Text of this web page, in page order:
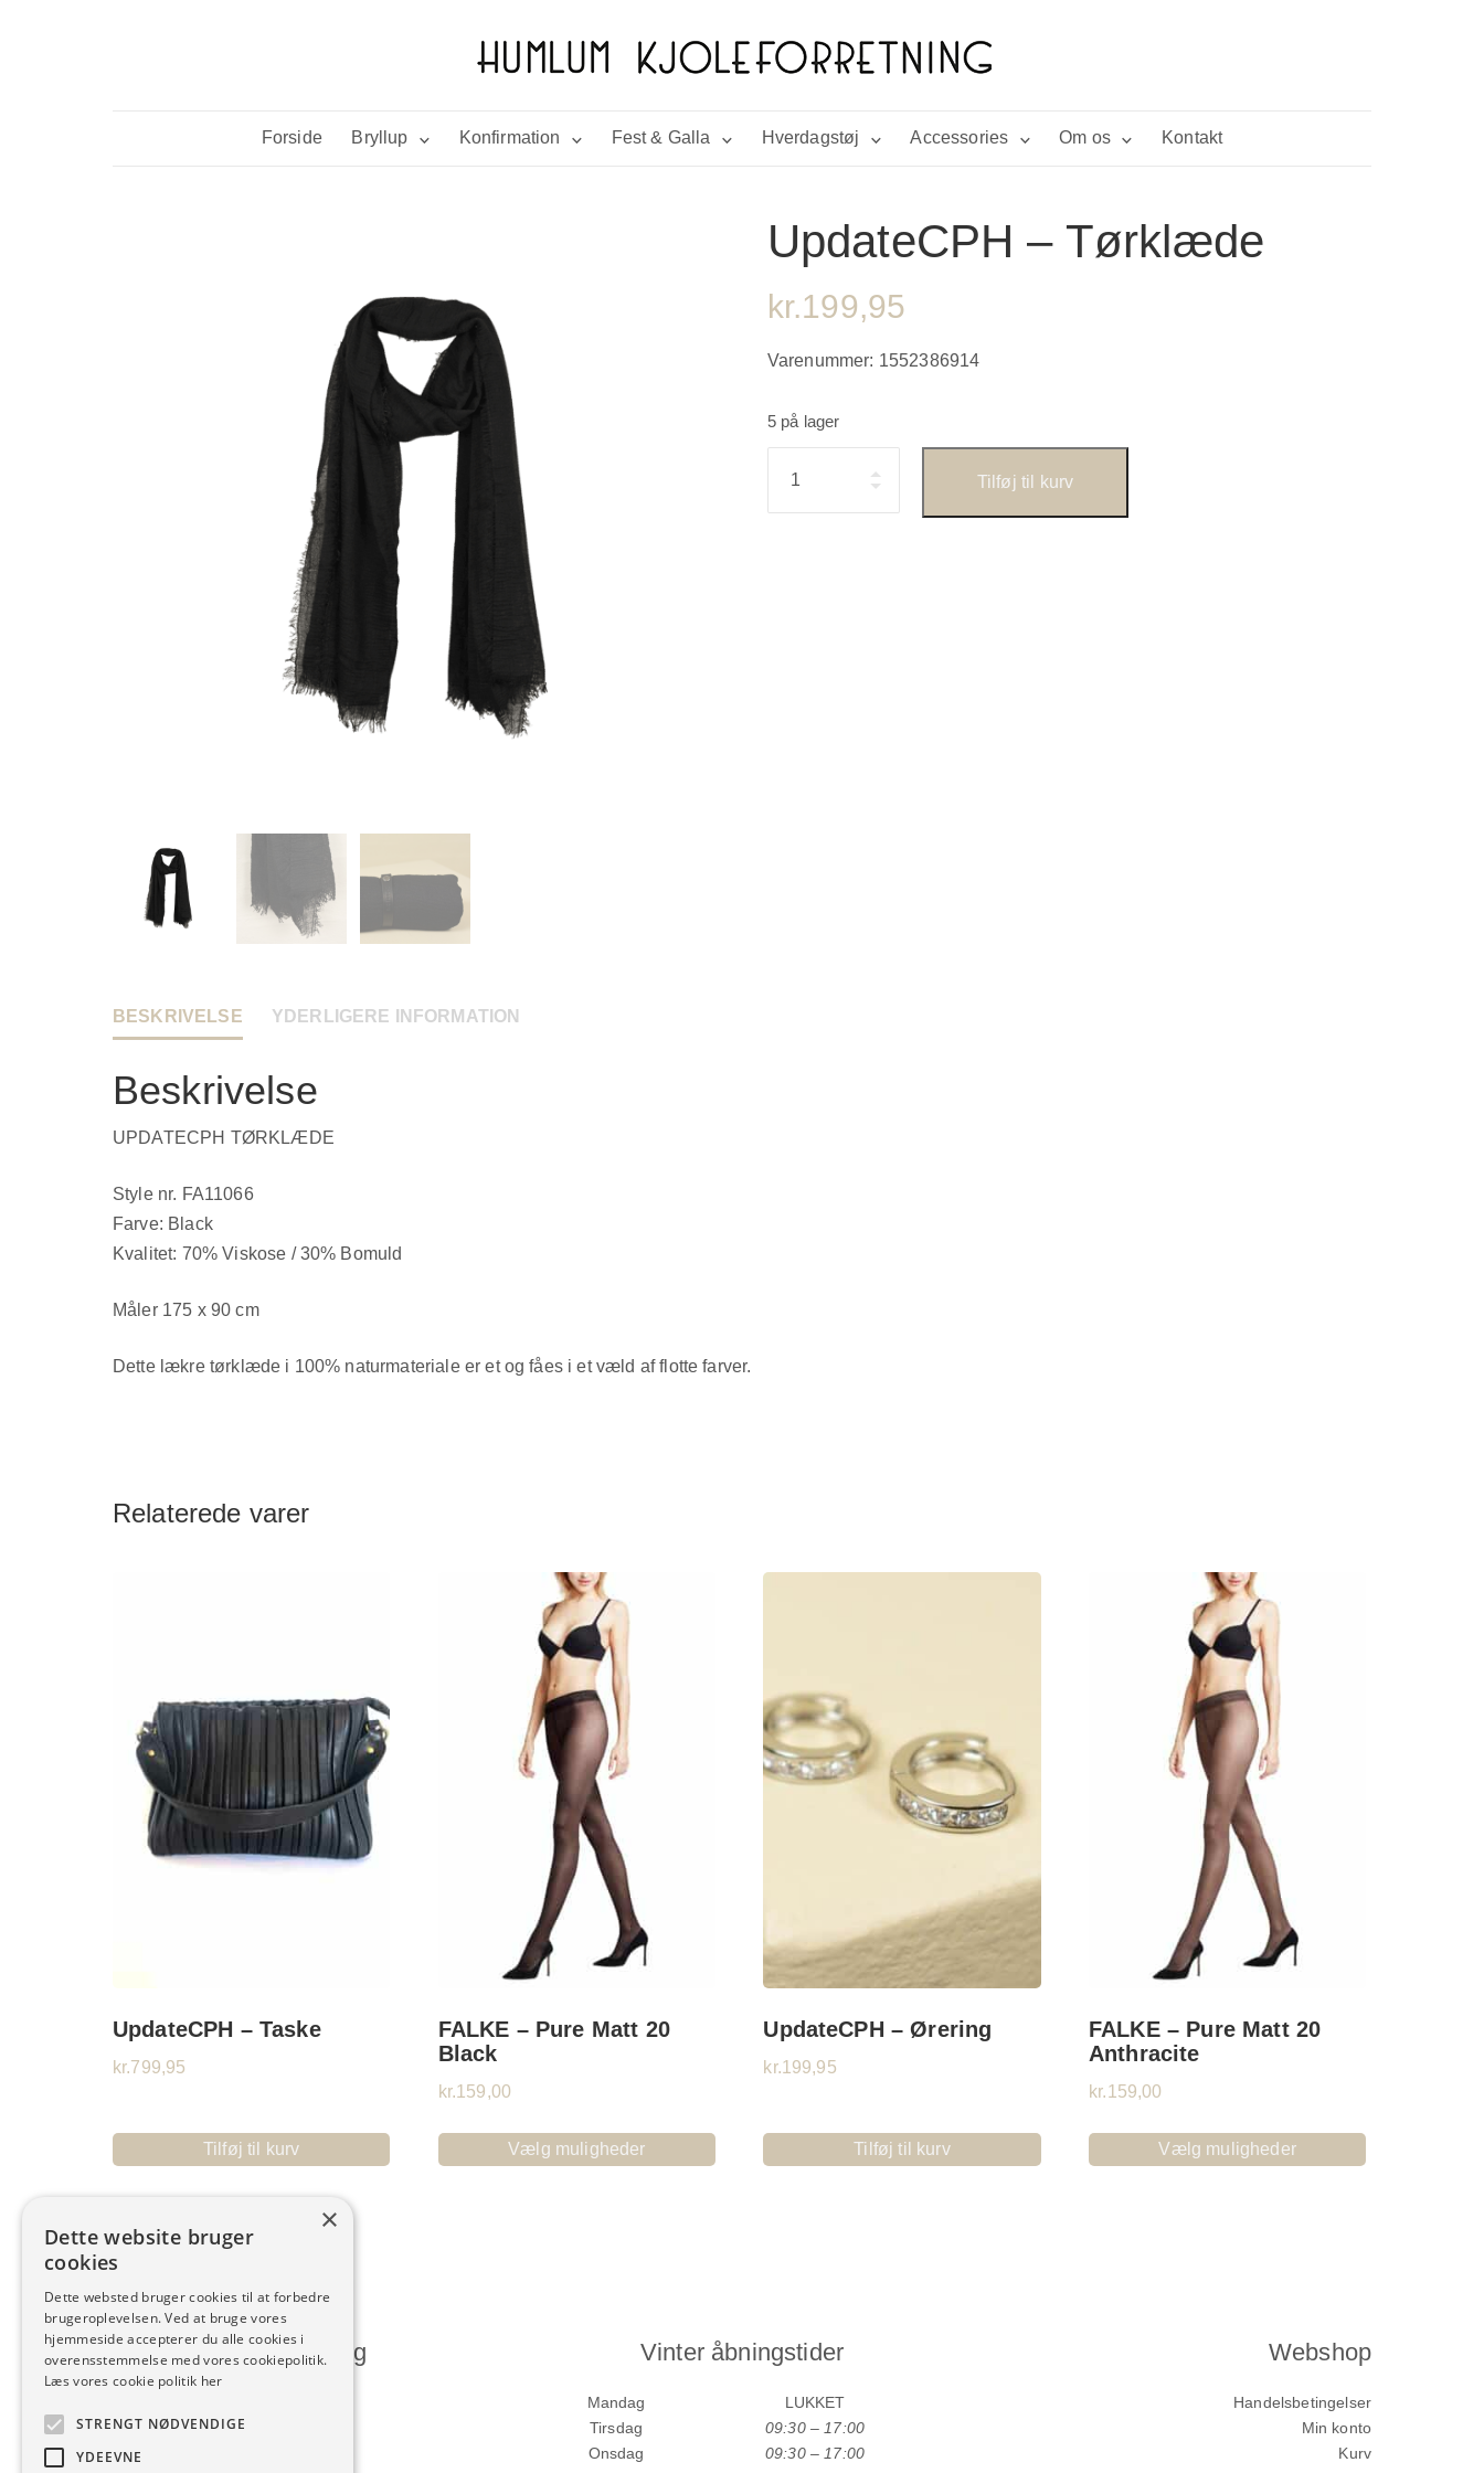
Forside Bryllup Konfirmation Fest & Galla Hverdagstøj Accessories Om os Kontakt
UpdateCPH – Tørklæde
kr.199,95
Varenummer: 1552386914
5 på lager
Tilføj til kurv
BESKRIVELSE YDERLIGERE INFORMATION
Beskrivelse
UPDATECPH TØRKLÆDE
Style nr. FA11066
Farve: Black
Kvalitet: 70% Viskose / 30% Bomuld
Måler 175 x 90 cm
Dette lækre tørklæde i 100% naturmateriale er et og fåes i et væld af flotte farver.
Relaterede varer
UpdateCPH – Taske
kr.799,95
Tilføj til kurv
FALKE – Pure Matt 20
Black
kr.159,00
Vælg muligheder
UpdateCPH – Ørering
kr.199,95
Tilføj til kurv
FALKE – Pure Matt 20
Anthracite
kr.159,00
Vælg muligheder
Humlum Kjoleforretning
7600 Struer
Vinter åbningstider
Mandag
LUKKET
Tirsdag
09:30 – 17:00
Onsdag
09:30 – 17:00
Webshop
Handelsbetingelser
Min konto
Kurv
×
Dette website bruger
cookies
Dette websted bruger cookies til at forbedre
brugeroplevelsen. Ved at bruge vores
hjemmeside accepterer du alle cookies i
overensstemmelse med vores cookiepolitik.
Læs vores cookie politik her
STRENGT NØDVENDIGE
YDEEVNE